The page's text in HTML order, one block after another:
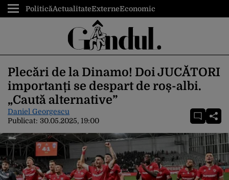
PoliticăActualitateExterneEconomic
Plecări de la Dinamo! Doi JUCĂTORI
importanți se despart de roș-albi.
„Caută alternative”
Daniel Georgescu
Publicat: 30.05.2025, 19:00